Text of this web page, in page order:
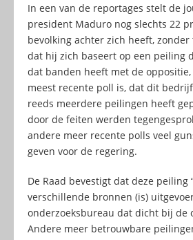
In een van de reportages stelt de
president Maduro nog slechts 22
bevolking achter zich heeft,
dat hij zich baseert op een peiling
dat banden heeft met de
meest recente poll is, dat dit
reeds meerdere peilingen heeft
door de feiten werden
andere meer recente polls veel
geven voor de regering.
De Raad bevestigt dat deze peiling
verschillende bronnen (is)
onderzoeksbureau dat dicht bij de
Andere meer betrouwbare